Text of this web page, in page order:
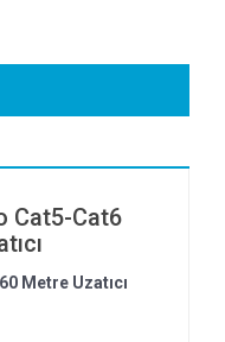
Cat5-Cat6
Metre Uzatıcı